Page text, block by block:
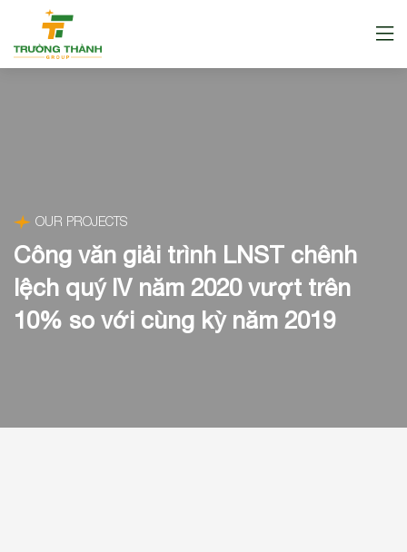
OUR PROJECTS
Công văn giải trình LNST chênh
lệch quý IV năm 2020 vượt trên
10% so với cùng kỳ năm 2019